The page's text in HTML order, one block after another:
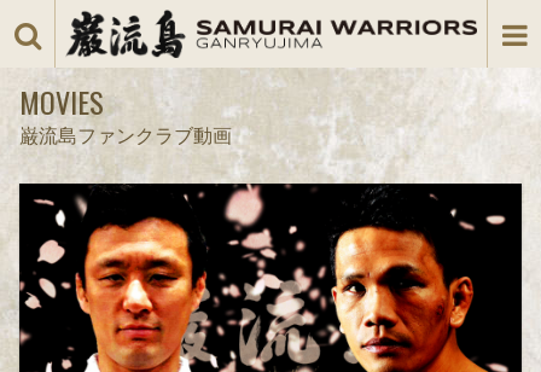
MOVIES
巌流島ファンクラブ動画